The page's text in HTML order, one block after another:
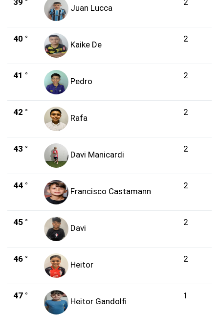
39 °
Juan Lucca
2
40 °
Kaike De
2
41 °
Pedro
2
42 °
Rafa
2
43 °
Davi Manicardi
2
44 °
Francisco Castamann
2
45 °
Davi
2
46 °
Heitor
2
47 °
Heitor Gandolfi
1